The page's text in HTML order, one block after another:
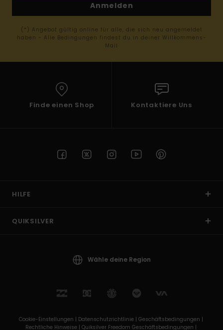
Anmelden
(*) Angebot gültig online für alle, die sich neu angemeldet
haben - Alle Bedingungen findest du in deiner Willkommens-
Mail
Finde einen Shop Kontaktiere Uns
HILFE
QUIKSILVER
Wähle deine Region
Cookie-Einstellungen | Datenschutzrichtlinie | Geschäftsbedingungen |
Rechtliche Hinweise | Quiksilver Freedom Geschäftsbedingungen |